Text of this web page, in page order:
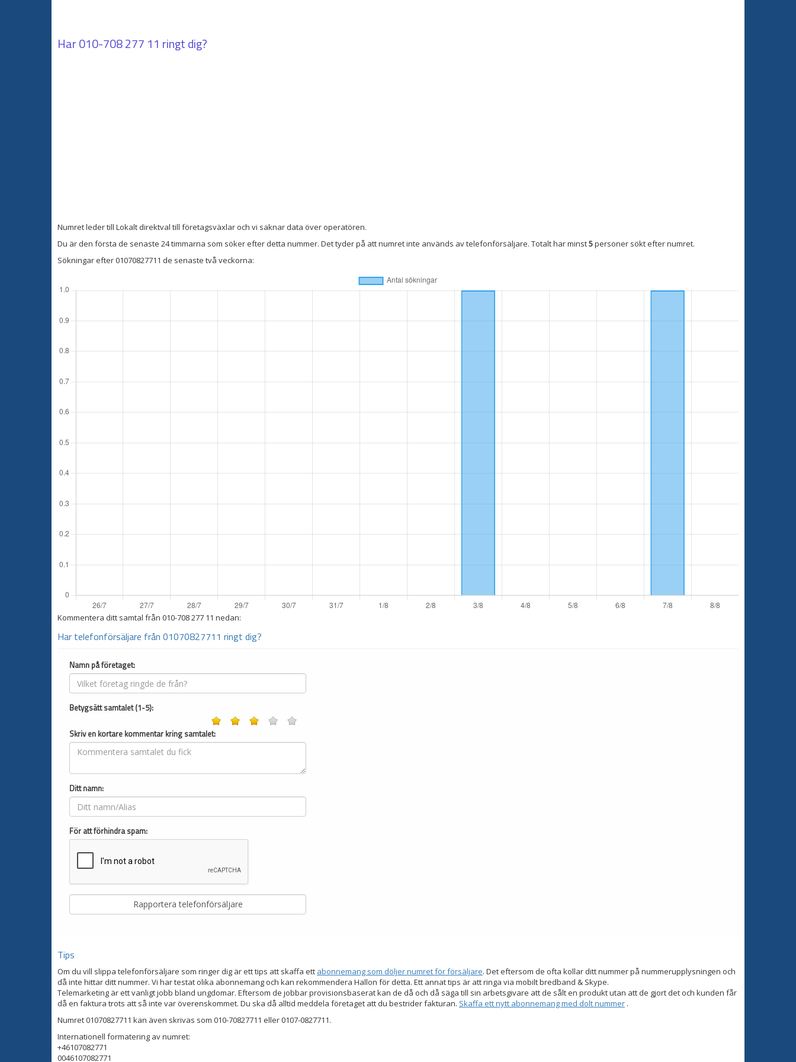
Har010-708 277 11 ringt dig?
Numret leder till Lokalt direktval till företagsväxlar och vi saknar data över operatören.
Du är den första de senaste 24 timmarna som söker efter detta nummer. Det tyder på att numret inte används av telefonförsäljare. Totalt har minst5personer sökt efter numret.
Sökningar efter 01070827711 de senaste två veckorna:
Kommentera ditt samtal från 010-708 277 11 nedan:
Har telefonförsäljare från 01070827711 ringt dig?
Namn på företaget:
Betygsätt samtalet (1-5):
Skriv en kortare kommentar kring samtalet:
Ditt namn:
För att förhindra spam:
Tips
Om du vill slippa telefonförsäljare som ringer dig är ett tips att skaffa ett abonnemang som döljer numret för försäljare. Det eftersom de ofta kollar ditt nummer på nummerupplysningen och
då inte hittar ditt nummer. Vi har testat olika abonnemang och kan rekommendera Hallon för detta. Ett annat tips är att ringa via mobilt bredband & Skype.
Telemarketing är ett vanligt jobb bland ungdomar. Eftersom de jobbar provisionsbaserat kan de då och då säga till sin arbetsgivare att de sålt en produkt utan att de gjort det och kunden får
då en faktura trots att så inte var överenskommet. Du ska då alltid meddela företaget att du bestrider fakturan. Skaffa ett nytt abonnemang med dolt nummer .
Numret 01070827711 kan även skrivas som 010-70827711 eller 0107-0827711.
Internationell formatering av numret:
+46107082771
0046107082771